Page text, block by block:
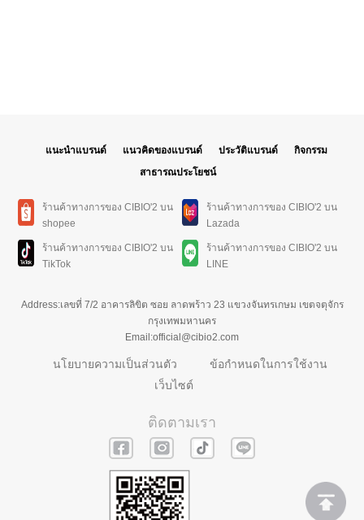
แนะนำแบรนด์ แนวคิดของแบรนด์ ประวัติแบรนด์
กิจกรรม
สาธารณประโยชน์
ร้านค้าทางการของ CIBIO'2 บน
shopee
ร้านค้าทางการของ CIBIO'2 บน
Lazada
ร้านค้าทางการของ CIBIO'2 บน
TikTok
ร้านค้าทางการของ CIBIO'2 บน
LINE
Address:เลขที่ 7/2 อาคารลิขิต ซอย ลาดพร้าว 23 แขวงจันทรเกษม เขตจตุจักร
กรุงเทพมหานคร
Email:official@cibio2.com
นโยบายความเป็นส่วนตัว
ข้อกำหนดในการใช้งาน
เว็บไซต์
ติดตามเรา